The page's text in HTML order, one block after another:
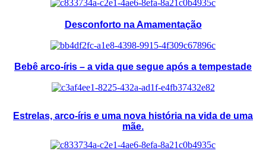
Desconforto na Amamentação
Bebê arco-íris – a vida que segue após a tempestade
Estrelas, arco-íris e uma nova história na vida de uma
mãe.